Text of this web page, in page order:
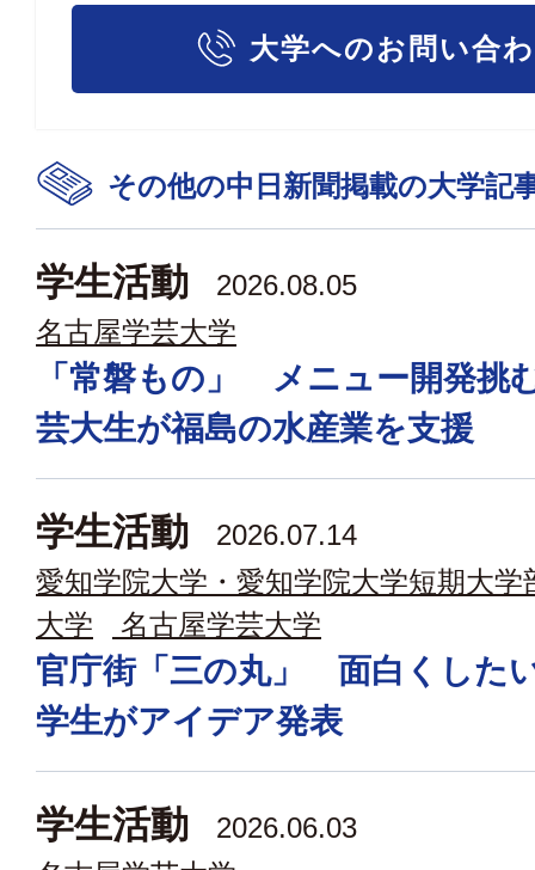
大学へのお問い合
その他の中日新聞掲載の大学記
学生活動
2026.08.05
名古屋学芸大学
「常磐もの」 メニュー開発
芸大生が福島の水産業を支援
学生活動
2026.07.14
愛知学院大学・愛知学院大学短期大学
大学
名古屋学芸大学
官庁街「三の丸」 面白くした
学生がアイデア発表
学生活動
2026.06.03